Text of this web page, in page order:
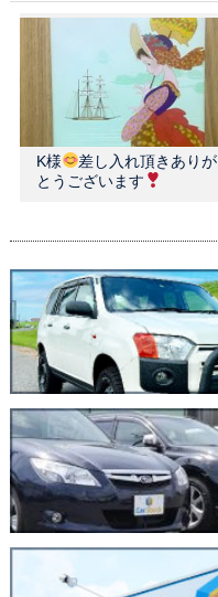
K様
差し入れ頂きありが
とうございます